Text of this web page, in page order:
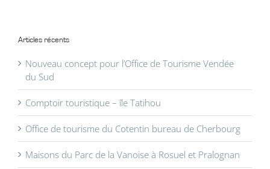
Articles récents
Nouveau concept pour l’Office de Tourisme Vendée
du Sud
Comptoir touristique – île Tatihou
Office de tourisme du Cotentin bureau de Cherbourg
Maisons du Parc de la Vanoise à Rosuel et Pralognan